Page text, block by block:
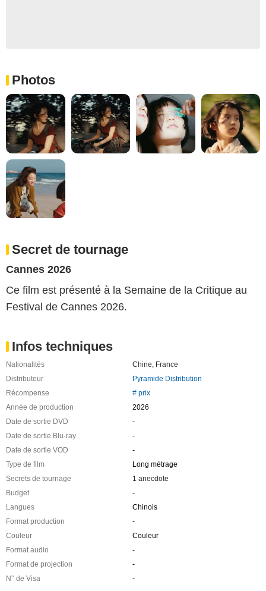
Photos
Secret de tournage
Cannes 2026
Ce film est présenté à la Semaine de la Critique au
Festival de Cannes 2026.
Infos techniques
Nationalités Chine, France
Distributeur
Pyramide Distribution
Récompense
# prix
Année de production
2026
Date de sortie DVD
-
Date de sortie Blu-ray
-
Date de sortie VOD
-
Type de film
Long métrage
Secrets de tournage
1 anecdote
Budget
-
Langues
Chinois
Format production
-
Couleur
Couleur
Format audio
-
Format de projection
-
N° de Visa
-